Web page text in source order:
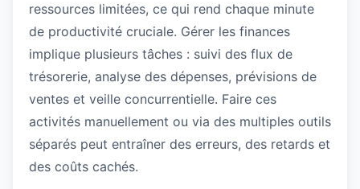
ressources limitées, ce qui rend chaque minute
de productivité cruciale. Gérer les finances
implique plusieurs tâches : suivi des flux de
trésorerie, analyse des dépenses, prévisions de
ventes et veille concurrentielle. Faire ces
activités manuellement ou via des multiples outils
séparés peut entraîner des erreurs, des retards et
des coûts cachés.